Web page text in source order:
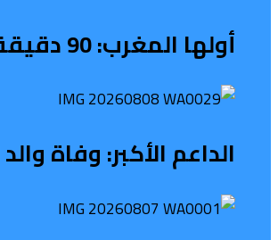
أولها المغرب: 90 دقيقة تفصل أربع منتخبات إفريقية عن مونديال البرازيل
الداعم الأكبر: وفاة والد ليونيل